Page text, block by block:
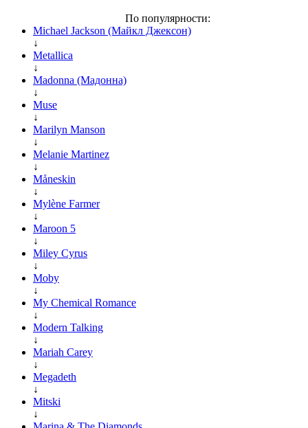
По популярности:
Michael Jackson (Майкл Джексон)
↓
Metallica
↓
Madonna (Мадонна)
↓
Muse
↓
Marilyn Manson
↓
Melanie Martinez
↓
Måneskin
↓
Mylène Farmer
↓
Maroon 5
↓
Miley Cyrus
↓
Moby
↓
My Chemical Romance
↓
Modern Talking
↓
Mariah Carey
↓
Megadeth
↓
Mitski
↓